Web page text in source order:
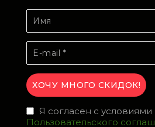
Я согласен с условиями
Пользовательского